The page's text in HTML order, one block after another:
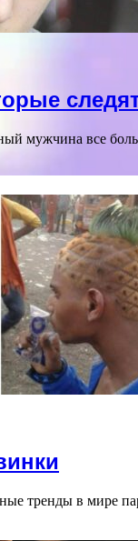
мужчина все
тренды в мире